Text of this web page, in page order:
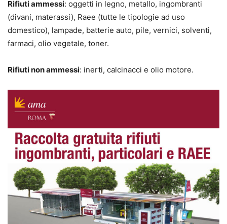
Rifiuti ammessi: oggetti in legno, metallo, ingombranti
(divani, materassi), Raee (tutte le tipologie ad uso
domestico), lampade, batterie auto, pile, vernici, solventi,
farmaci, olio vegetale, toner.
Rifiuti non ammessi: inerti, calcinacci e olio motore.